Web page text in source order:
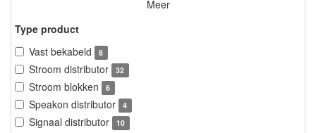
Meer
Type product
Vast bekabeld
8
Stroom distributor 32
Stroom blokken 6
Speakon distributor 4
Signaal distributor 10